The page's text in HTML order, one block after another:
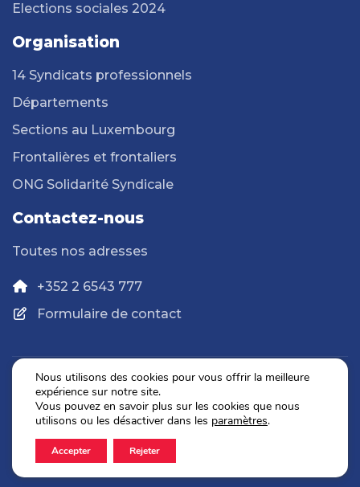
Elections sociales 2024
Organisation
14 Syndicats professionnels
Départements
Sections au Luxembourg
Frontalières et frontaliers
ONG Solidarité Syndicale
Contactez-nous
Toutes nos adresses
+352 2 6543 777
Formulaire de contact
Politique de confidentialité
Mentions légales
2026 © OGBL. Tous droits réservés.
Nous utilisons des cookies pour vous offrir la meilleure
expérience sur notre site.
Vous pouvez en savoir plus sur les cookies que nous
utilisons ou les désactiver dans les paramètres.
Accepter Rejeter